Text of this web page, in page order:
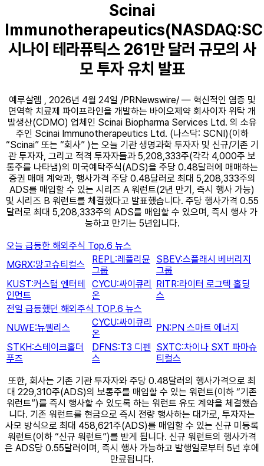
Scinai
시나이 테라퓨틱스 261만 달러 규모의 사
모 투자 유치 발표
예루살렘 , 2026년 4월 24일 /PRNewswire/ — 혁신적인 염증 및
면역학 치료제 파이프라인을 개발하는 바이오제약 회사이자 위탁 개
발생산(CDMO) 업체인 Scinai Biopharma Services Ltd. 의 소유
주인 Scinai Immunotherapeutics Ltd. (나스닥: SCNI)(이하
“Scinai” 또는 “회사” )는 오늘 기관 생명과학 투자자 및 신규/기존 기
관 투자자, 그리고 적격 투자자들과 5,208,333주(각각 4,000주 보
통주를 나타냄)의 미국예탁주식(ADS)을 주당 0.48달러에 매매하는
증권 매매 계약과, 행사가격 주당 0.48달러로 최대 5,208,333주의
ADS를 매입할 수 있는 시리즈 A 워런트(2년 만기, 즉시 행사 가능)
및 시리즈 B 워런트를 체결했다고 발표했습니다. 주당 행사가격 0.55
달러로 최대 5,208,333주의 ADS를 매입할 수 있으며, 즉시 행사 가
능하고 만기는 5년입니다.
오늘 급등한 해외주식 Top.6 뉴스
MGRX:망고슈티컬스
REPL:레플리뮨
그룹
SBEV:스플래시 베버리지
그룹
KUST:커스텀 엔터테
인먼트
CYCU:싸이큐리
온
RITR:라이터 로그텍 홀딩
스
전일 급등했던 해외주식 TOP.6 뉴스
NUWE:뉴웰리스
CYCU:싸이큐리
온
PN:PN 스마트 에너지
STKH:스테이크홀더
푸즈
DFNS:T3 디펜
스
SXTC:차이나 SXT 파마슈
티컬스
또한, 회사는 기존 기관 투자자와 주당 0.48달러의 행사가격으로 최
대 229,310주(ADS)의 보통주를 매입할 수 있는 워런트(이하 “기존
워런트”)를 즉시 행사할 수 있도록 하는 워런트 유도 계약을 체결했습
니다. 기존 워런트를 현금으로 즉시 전량 행사하는 대가로, 투자자는
사모 방식으로 최대 458,621주(ADS)를 매입할 수 있는 신규 미등록
워런트(이하 “신규 워런트”)를 받게 됩니다. 신규 워런트의 행사가격
은 ADS당 0.55달러이며, 즉시 행사 가능하고 발행일로부터 5년 후에
만료됩니다.